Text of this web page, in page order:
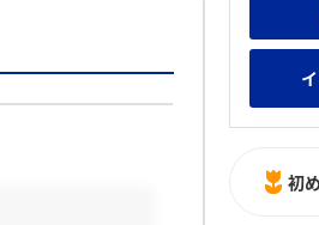
みんなの新卒就職人気企業ラン
初